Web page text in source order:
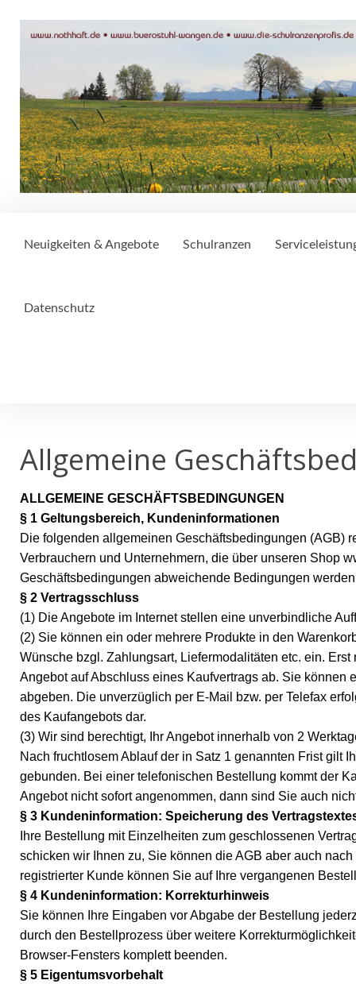
Neuigkeiten & Angebote Schulranzen
Datenschutz
Allgemeine
ALLGEMEINE GESCHÄFTSBEDINGUNGEN
§ 1 Geltungsbereich, Kundeninformationen
Die folgenden allgemeinen Geschäftsbedingungen (AGB)
Verbrauchern und Unternehmern, die über unseren Shop
Geschäftsbedingungen abweichende Bedingungen
§ 2 Vertragsschluss
(1) Die Angebote im Internet stellen eine unverbindliche
(2) Sie können ein oder mehrere Produkte in den
Wünsche bzgl. Zahlungsart, Liefermodalitäten etc. ein.
Angebot auf Abschluss eines Kaufvertrags ab. Sie
abgeben. Die unverzüglich per E-Mail bzw. per Telefax
des Kaufangebots dar.
(3) Wir sind berechtigt, Ihr Angebot innerhalb von 2
Nach fruchtlosem Ablauf der in Satz 1 genannten Frist gilt
gebunden. Bei einer telefonischen Bestellung kommt der
Angebot nicht sofort angenommen, dann sind Sie auch
§ 3 Kundeninformation: Speicherung des
Ihre Bestellung mit Einzelheiten zum geschlossenen
schicken wir Ihnen zu, Sie können die AGB aber auch
registrierter Kunde können Sie auf Ihre vergangenen
§ 4 Kundeninformation: Korrekturhinweis
Sie können Ihre Eingaben vor Abgabe der Bestellung
durch den Bestellprozess über weitere
Browser-Fensters komplett beenden.
§ 5 Eigentumsvorbehalt